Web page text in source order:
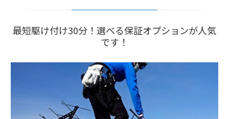
最短駆け付け30分！選べる保証オプションが人気
です！